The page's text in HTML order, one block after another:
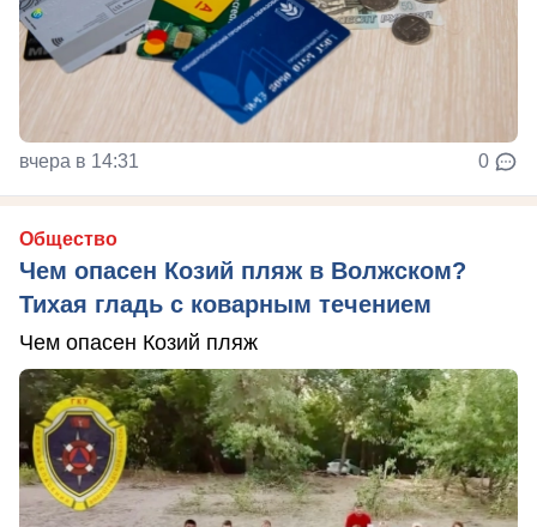
вчера в 14:31 0
Общество
Чем опасен Козий пляж в Волжском?
Тихая гладь с коварным течением
Чем опасен Козий пляж